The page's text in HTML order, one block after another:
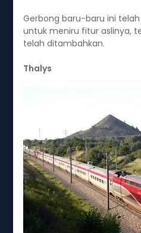
Gerbong baru-baru ini
untuk meniru fitur aslinya,
telah ditambahkan.
Thalys